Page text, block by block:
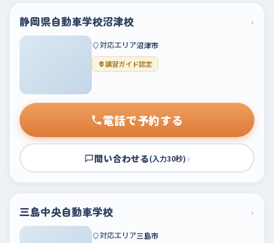
静岡県自動車学校沼津校 ›
対応エリア沼津市
講習ガイド認定
電話で予約する
問い合わせる(入力30秒) ›
三島中央自動車学校 ›
対応エリア三島市